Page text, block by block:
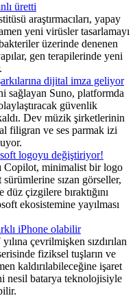
üretti
araştırmacıları, yapay
yeni virüsler tasarlamayı
üzerinde denenen
gen terapilerinde yeni
dijital imza geliyor
sağlayan Suno, platformda
güvenlik
Dev müzik şirketlerinin
filigran ve ses parmak izi
logoyu değiştiriyor!
Copilot, minimalist bir logo
sızan görseller,
çizgilere bıraktığını
ekosistemine yayılması
iPhone olabilir
çevrilmişken sızdırılan
fiziksel tuşların ve
kaldırılabileceğine işaret
nesil batarya teknolojisiyle